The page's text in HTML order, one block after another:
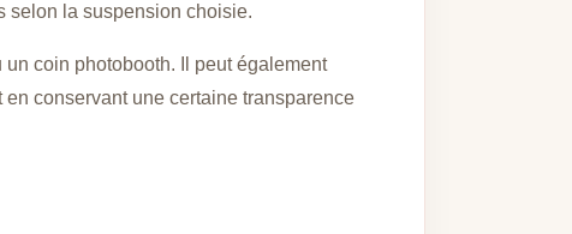
selon la suspension choisie.
coin photobooth. Il peut également
conservant une certaine transparence